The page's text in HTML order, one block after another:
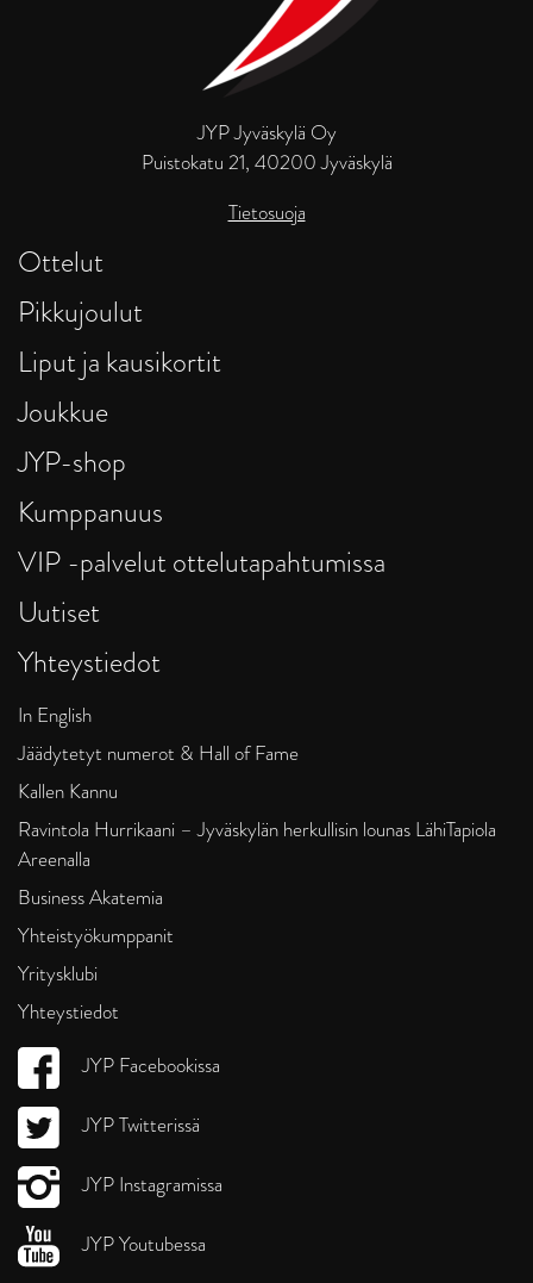
JYP Jyväskylä Oy
Puistokatu 21, 40200 Jyväskylä
Tietosuoja
Ottelut
Pikkujoulut
Liput ja kausikortit
Joukkue
JYP-shop
Kumppanuus
VIP -palvelut ottelutapahtumissa
Uutiset
Yhteystiedot
In English
Jäädytetyt numerot & Hall of Fame
Kallen Kannu
Ravintola Hurrikaani – Jyväskylän herkullisin lounas LähiTapiola
Areenalla
Business Akatemia
Yhteistyökumppanit
Yritysklubi
Yhteystiedot
JYP Facebookissa
JYP Twitterissä
JYP Instagramissa
JYP Youtubessa